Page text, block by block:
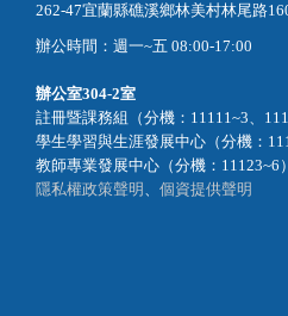
262-47宜蘭縣礁溪鄉林美村林尾路
辦公時間：週一~五 08:00-17:00
辦公室304-2室
註冊暨課務組（分機：11111~3、
學生學習與生涯發展中心（分機：
教師專業發展中心（分機：11123~6）
隱私權政策聲明 、 個資提供聲明